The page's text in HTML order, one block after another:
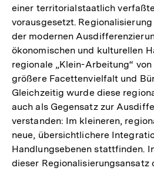
Auflösung
der
Fußnote
einer territorialstaatlich
vorausgesetzt.
der modernen
ökonomischen und kulturellen
regionale „Klein-Arbeitung“
größere Facettenvielfalt und
Gleichzeitig wurde diese
auch als Gegensatz zur
verstanden: Im kleineren,
neue, übersichtlichere
Handlungsebenen stattfinden.
dieser Regionalisierungsansatz